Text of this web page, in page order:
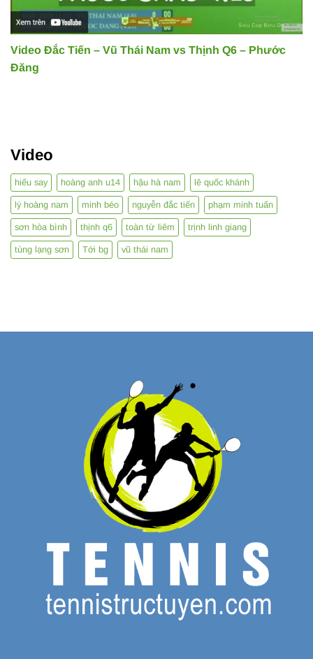
Video Đắc Tiến – Vũ Thái Nam vs Thịnh Q6 – Phước
Đăng
Video
hiếu say hoàng anh u14 hậu hà nam lê quốc khánh
lý hoàng nam minh béo nguyễn đắc tiến phạm minh tuấn
sơn hòa bình thịnh q6 toàn từ liêm trịnh linh giang
tùng lạng sơn Tới bg vũ thái nam